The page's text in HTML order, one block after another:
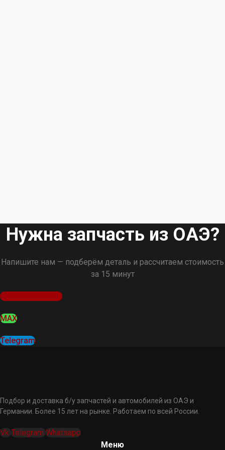
Нужна запчасть из ОАЭ?
Напишите нам — подберём деталь и рассчитаем стоимость
за 15 минут
Оставить заявку
MAX
Telegram
Подбор и доставка б/у запчастей и автомобилей из ОАЭ и
Германии. Более 15 лет на рынке. Работаем по всей России.
Vk Telegram Whatsapp
Меню